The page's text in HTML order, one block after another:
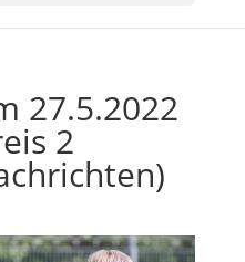
27.5.2022
2